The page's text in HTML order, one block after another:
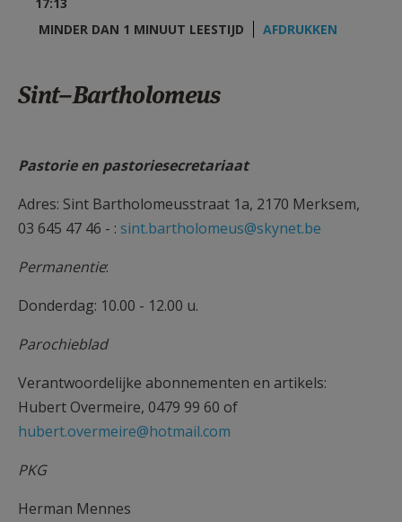
HULP
MIJN PAROCHIE
MINDER DAN 1 MINUUT LEESTIJD
AFDRUKKEN
Sint–Bartholomeus
Pastorie en pastoriesecretariaat
Adres: Sint Bartholomeusstraat 1a, 2170 Merksem,
03 645 47 46 - : sint.bartholomeus@skynet.be
Permanentie:
Donderdag: 10.00 - 12.00 u.
Parochieblad
Verantwoordelijke abonnementen en artikels:
Hubert Overmeire, 0479 99 60 of
hubert.overmeire@hotmail.com
PKG
Herman Mennes